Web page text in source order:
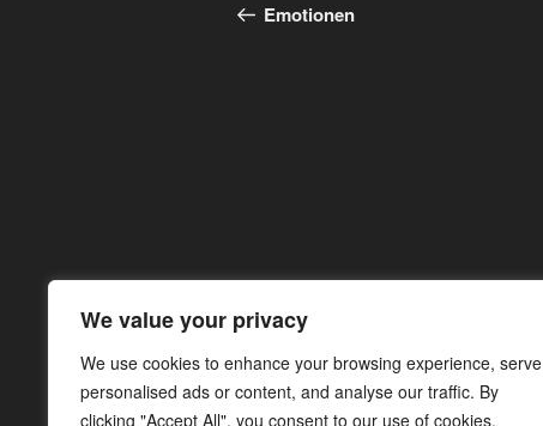
We value your privacy
We use cookies to enhance your browsing experience, serve
personalised ads or content, and analyse our traffic. By
clicking "Accept All", you consent to our use of cookies.
Emotionen